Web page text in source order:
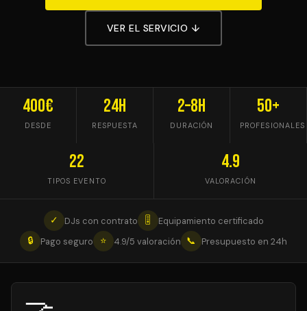
VER EL SERVICIO ↓
400€
DESDE
24h
RESPUESTA
2–8h
DURACIÓN
50+
PROFESIONALES
22
TIPOS EVENTO
4.9
VALORACIÓN
✓ DJs con contrato 🎚
Equipamiento certificado
🔒
Pago seguro ⭐ 4.9/5 valoración 📞 Presupuesto en 24h